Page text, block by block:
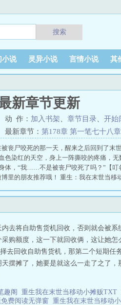
搜索
小说 灵异小说 言情小说 其
新章节更新
动 作： 加入书架 章节目录
开始
最新章节： 第178章 第一笔七十八
丧尸咬死的那一天，醒来之后回到了末
染红的天空，身上一阵撕咬的疼痛，
，“我……不是被丧尸咬死了吗？”【叮
里的朋友推荐哦！ 重生：我在末世当移
去将自助售货机回收，否则就会被
购额度，这一下就回收俩，这让她
去回收自助售货机，那第二个短期任
摆摊了，她要是就这么一走了之了，
趣阁 重生我在末世当移动小摊贩TXT
费阅读无弹窗 重生我在末世当移动